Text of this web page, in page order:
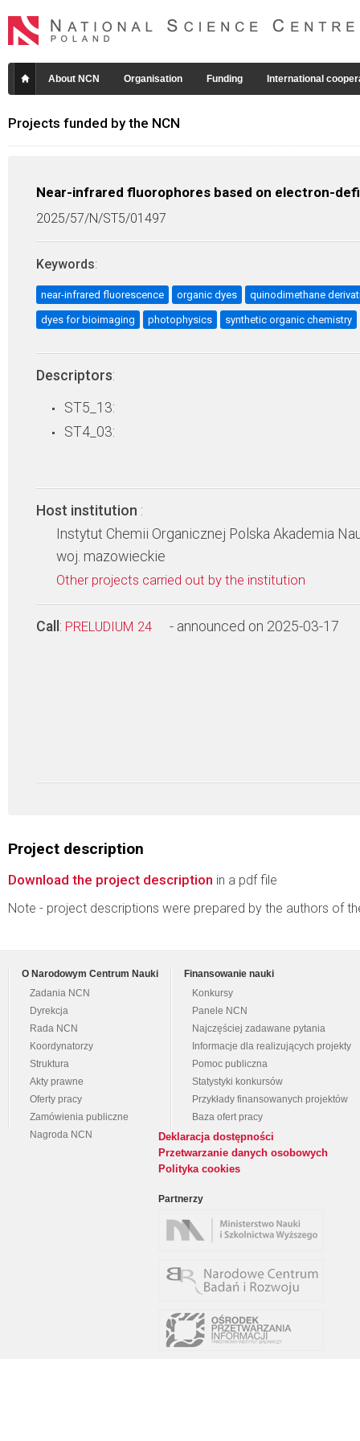
About NCN Organisation Funding International
Projects funded by the NCN
Near-infrared fluorophores based on electron-
2025/57/N/ST5/01497
Keywords:
near-infrared fluorescence organic dyes quinodimethane
dyes for bioimaging photophysics synthetic organic chemistry
Descriptors:
ST5_13:
ST4_03:
Host institution :
Instytut Chemii Organicznej Polska Akademia
woj. mazowieckie
Other projects carried out by the institution
Call : PRELUDIUM 24 - announced on 2025-03-17
Project description
Download the project description in a pdf file
Note - project descriptions were prepared by the authors of
O Narodowym Centrum Nauki
Zadania NCN
Dyrekcja
Rada NCN
Koordynatorzy
Struktura
Akty prawne
Oferty pracy
Zamówienia publiczne
Nagroda NCN
Finansowanie nauki
Konkursy
Panele NCN
Najczęściej zadawane pytania
Informacje dla realizujących projekty
Pomoc publiczna
Statystyki konkursów
Przykłady finansowanych projektów
Baza ofert pracy
Deklaracja dostępności
Przetwarzanie danych osobowych
Polityka cookies
Partnerzy